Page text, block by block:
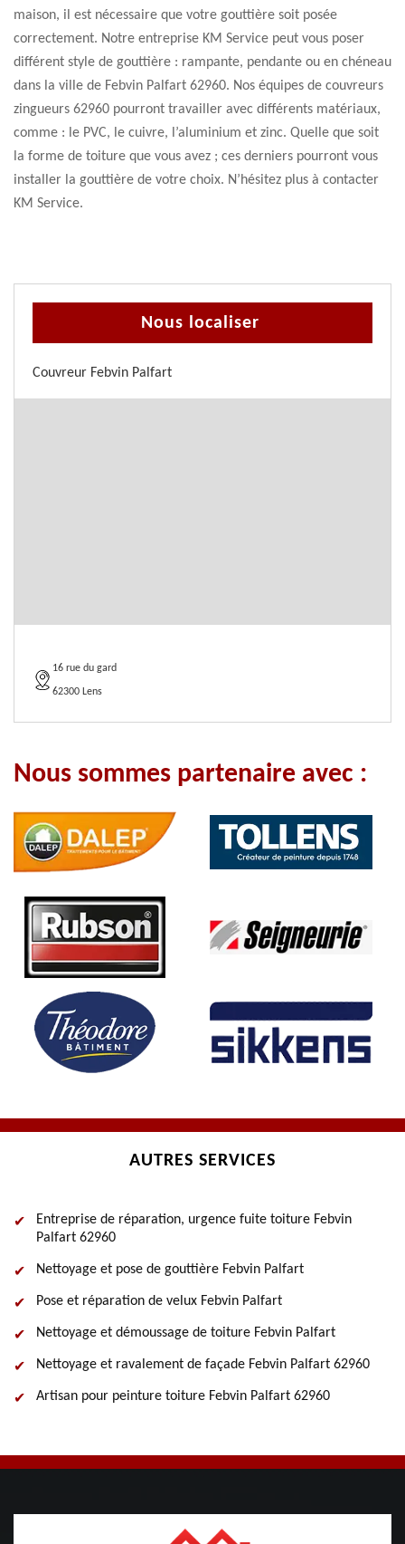
maison, il est nécessaire que votre gouttière soit posée
correctement. Notre entreprise KM Service peut vous poser
différent style de gouttière : rampante, pendante ou en chéneau
dans la ville de Febvin Palfart 62960. Nos équipes de couvreurs
zingueurs 62960 pourront travailler avec différents matériaux,
comme : le PVC, le cuivre, l’aluminium et zinc. Quelle que soit
la forme de toiture que vous avez ; ces derniers pourront vous
installer la gouttière de votre choix. N’hésitez plus à contacter
KM Service.
Nous localiser
Couvreur Febvin Palfart
16 rue du gard
62300 Lens
Nous sommes partenaire avec :
AUTRES SERVICES
Entreprise de réparation, urgence fuite toiture Febvin
Palfart 62960
Nettoyage et pose de gouttière Febvin Palfart
Pose et réparation de velux Febvin Palfart
Nettoyage et démoussage de toiture Febvin Palfart
Nettoyage et ravalement de façade Febvin Palfart 62960
Artisan pour peinture toiture Febvin Palfart 62960